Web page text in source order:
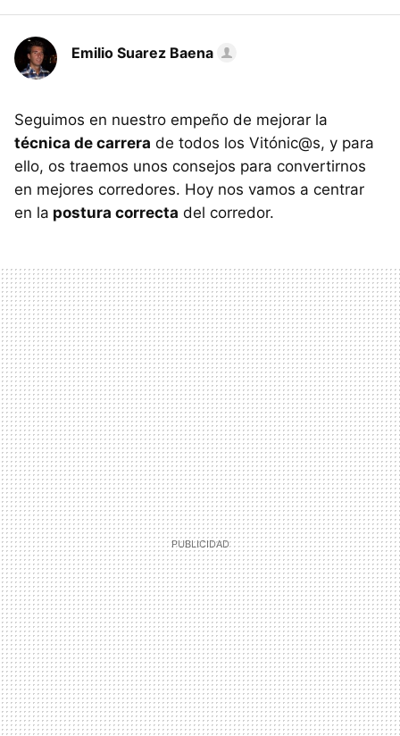
Emilio Suarez Baena
Seguimos en nuestro empeño de mejorar la
técnica de carrera de todos los Vitónic@s, y para
ello, os traemos unos consejos para convertirnos
en mejores corredores. Hoy nos vamos a centrar
en la postura correcta del corredor.